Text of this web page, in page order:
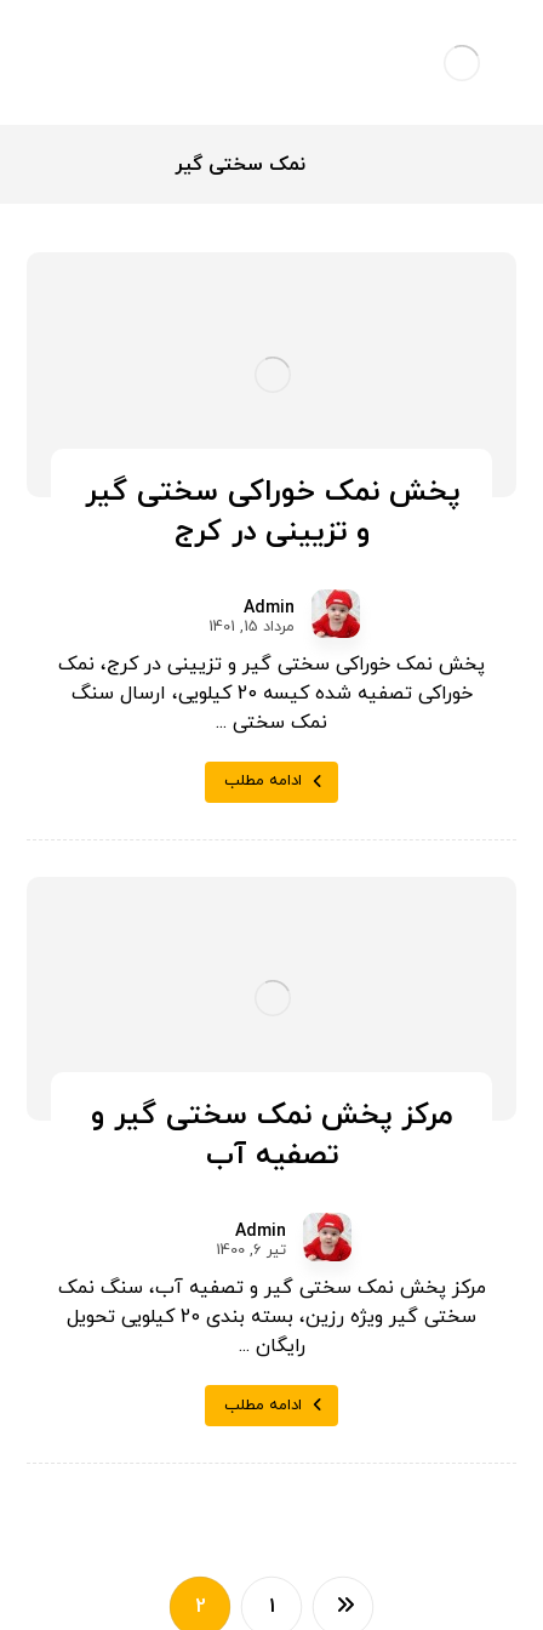
نمک سختی گیر
پخش نمک خوراکی سختی گیر
و تزیینی در کرج
Admin
مرداد 15, 1401
پخش نمک خوراکی سختی گیر و تزیینی در کرج، نمک
خوراکی تصفیه شده کیسه 20 کیلویی، ارسال سنگ
نمک سختی ...
ادامه مطلب
مرکز پخش نمک سختی گیر و
تصفیه آب
Admin
تیر 6, 1400
مرکز پخش نمک سختی گیر و تصفیه آب، سنگ نمک
سختی گیر ویژه رزین، بسته بندی 20 کیلویی تحویل
رایگان ...
ادامه مطلب
1
2